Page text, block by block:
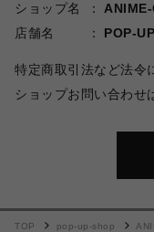
ショップ名
店舗名
POP-
特定商取引法など法令
ショップお問い合わせ
TOP pop-up-shop